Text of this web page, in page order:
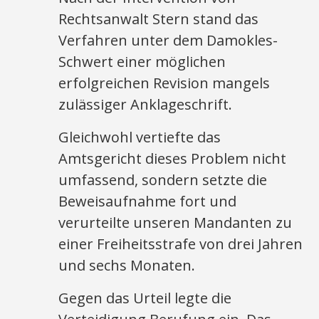
Rechtsanwalt Stern stand das
Verfahren unter dem Damokles-
Schwert einer möglichen
erfolgreichen Revision mangels
zulässiger Anklageschrift.
Gleichwohl vertiefte das
Amtsgericht dieses Problem nicht
umfassend, sondern setzte die
Beweisaufnahme fort und
verurteilte unseren Mandanten zu
einer Freiheitsstrafe von drei Jahren
und sechs Monaten.
Gegen das Urteil legte die